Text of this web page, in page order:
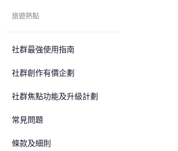
旅遊熱點
社群最強使用指南
社群創作有價企劃
社群焦點功能及升級計劃
常見問題
條款及細則